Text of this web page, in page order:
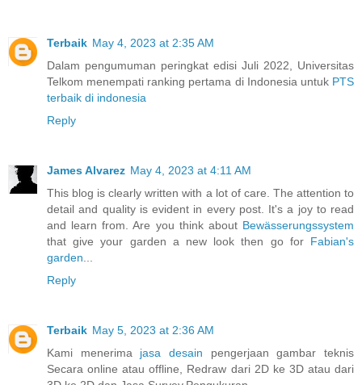
Terbaik May 4, 2023 at 2:35 AM
Dalam pengumuman peringkat edisi Juli 2022, Universitas
Telkom menempati ranking pertama di Indonesia untuk PTS
terbaik di indonesia
Reply
James Alvarez May 4, 2023 at 4:11 AM
This blog is clearly written with a lot of care. The attention to
detail and quality is evident in every post. It's a joy to read
and learn from. Are you think about Bewässerungssystem
that give your garden a new look then go for Fabian's
garden
Reply
Terbaik May 5, 2023 at 2:36 AM
Kami menerima jasa desain pengerjaan gambar teknis
Secara online atau offline, Redraw dari 2D ke 3D atau dari